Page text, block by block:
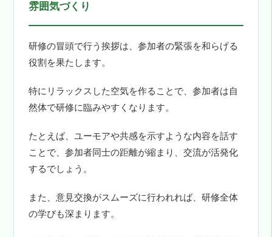
雰囲気づくり
研修の冒頭で行う挨拶は、参加者の緊張を和らげる
役割を果たします。
特にリラックスした空気を作ることで、参加者は自
然体で研修に臨みやすくなります。
たとえば、ユーモアや共感を示すような内容を話す
ことで、参加者同士の距離が縮まり、交流が活発化
するでしょう。
また、意見交換がスムーズに行われれば、研修全体
の学びも深まります。